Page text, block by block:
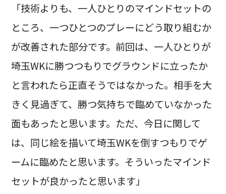
「技術よりも、一人ひとりのマインドセットの
ところ、一つひとつのプレーにどう取り組むか
が改善された部分です。前回は、一人ひとりが
埼玉WKに勝つつもりでグラウンドに立ったか
と言われたら正直そうではなかった。相手を大
きく見過ぎて、勝つ気持ちで臨めていなかった
面もあったと思います。ただ、今日に関して
は、同じ絵を描いて埼玉WKを倒すつもりでゲ
ームに臨めたと思います。そういったマインド
セットが良かったと思います」